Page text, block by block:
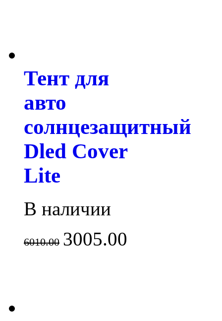
Тент для
авто
солнцезащитный
Dled Cover
Lite
В наличии
6010.00 3005.00